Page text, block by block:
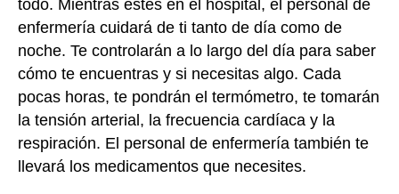
todo. Mientras estés en el hospital, el personal de
enfermería cuidará de ti tanto de día como de
noche. Te controlarán a lo largo del día para saber
cómo te encuentras y si necesitas algo. Cada
pocas horas, te pondrán el termómetro, te tomarán
la tensión arterial, la frecuencia cardíaca y la
respiración. El personal de enfermería también te
llevará los medicamentos que necesites.